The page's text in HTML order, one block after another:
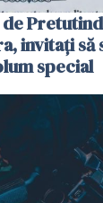
invitați să
special